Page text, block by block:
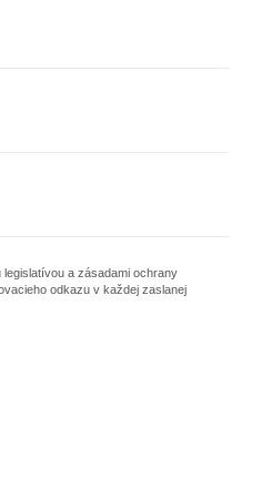
a zásadami ochrany
odkazu v každej zaslanej